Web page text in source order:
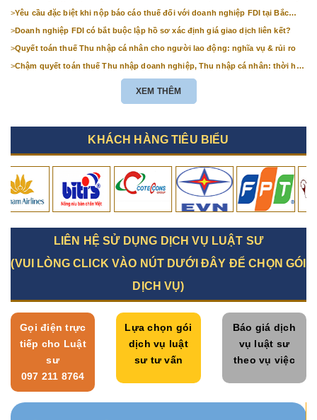
>Yêu cầu đặc biệt khi nộp báo cáo thuế đối với doanh nghiệp FDI tại Bắc
>Doanh nghiệp FDI có bắt buộc lập hồ sơ xác định giá giao dịch liên kết?
>Quyết toán thuế Thu nhập cá nhân cho người lao động: nghĩa vụ & rủi ro
>Chậm quyết toán thuế Thu nhập doanh nghiệp, Thu nhập cá nhân: thời hạn
XEM THÊM
KHÁCH HÀNG TIÊU BIỂU
LIÊN HỆ SỬ DỤNG DỊCH VỤ LUẬT SƯ
(VUI LÒNG CLICK VÀO NÚT DƯỚI ĐÂY ĐỂ CHỌN GÓI
DỊCH VỤ)
Gọi điện trực
tiếp cho Luật
sư
097 211 8764
Lựa chọn gói
dịch vụ luật
sư tư vấn
Báo giá dịch
vụ luật sư
theo vụ việc